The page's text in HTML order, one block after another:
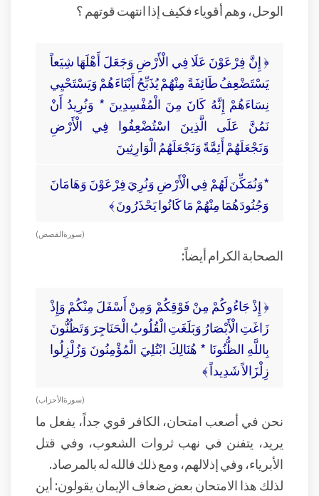
الوحل، وهم أقوياء فكيف إذا انتهت قوتهم ؟
﴿ إِنَّ فِرْعَوْنَ عَلَا فِي الْأَرْضِ وَجَعَلَ أَهْلَهَا شِيَعاً
يَسْتَضْعِفُ طَائِفَةً مِنْهُمْ يُذَبِّحُ أَبْنَاءَهُمْ وَيَسْتَحْيِي
نِسَاءَهُمْ إِنَّهُ كَانَ مِنَ الْمُفْسِدِينَ * وَنُرِيدُ أَنْ
نَمُنَّ عَلَى الَّذِينَ اسْتُضْعِفُوا فِي الْأَرْضِ
وَنَجْعَلَهُمْ أَئِمَّةً وَنَجْعَلَهُمُ الْوَارِثِينَ
*وَنُمَكِّنَ لَهُمْ فِي الْأَرْضِ وَنُرِيَ فِرْعَوْنَ وَهَامَانَ
وَجُنُودَهُمَا مِنْهُمْ مَا كَانُوا يَحْذَرُونَ ﴾
( سورة القصص )
الصحابة الكرام أيضاً:
﴿ إِذْ جَاءُوكُمْ مِنْ فَوْقِكُمْ وَمِنْ أَسْفَلَ مِنْكُمْ وَإِذْ
زَاغَتِ الْأَبْصَارُ وَبَلَغَتِ الْقُلُوبُ الْحَنَاجِرَ وَتَظُنُّونَ
بِاللَّهِ الظُّنُونَا * هُنَالِكَ ابْتُلِيَ الْمُؤْمِنُونَ وَزُلْزِلُوا
زِلْزَالاً شَدِيداً ﴾
( سورة الأحزاب )
نحن في أصعب امتحان، الكافر قوي جداً، يفعل ما
يريد، يتفنن في نهب ثروات الشعوب، وفي قتل
الأبرياء، وفي إذلالهم، ومع ذلك فالله له بالمرصاد.
لذلك هذا الامتحان بعض ضعاف الإيمان يقولون: أين